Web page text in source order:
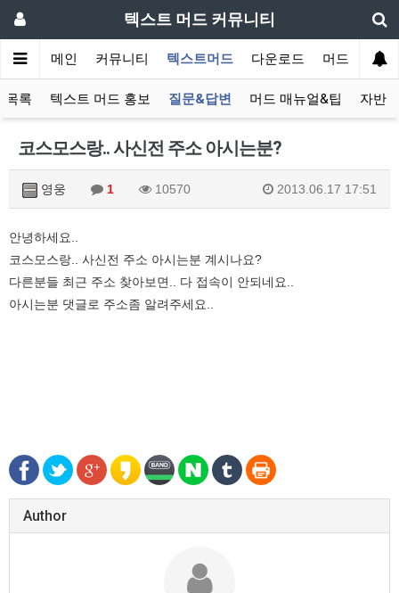
텍스트 머드 커뮤니티
메인 커뮤니티 텍스트머드 다운로드 머드 잡담
목록 텍스트 머드 홍보 질문&답변 머드 매뉴얼&팁 자반
코스모스랑.. 사신전 주소 아시는분?
영웅 1 10570 2013.06.17 17:51
안녕하세요..
코스모스랑.. 사신전 주소 아시는분 계시나요?
다른분들 최근 주소 찾아보면.. 다 접속이 안되네요..
아시는분 댓글로 주소좀 알려주세요..
Author